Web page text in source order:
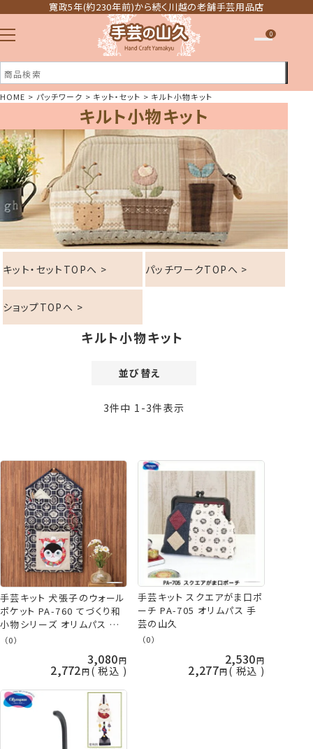
寛政5年(約230年前)から続く川越の老舗手芸用品店
注文履歴
ほしい物リスト
0
HOME パッチワーク キット・セット キルト小物キット
キルト小物キット
キット・セットTOPへ > パッチワークTOPへ >
ショップTOPへ >
キルト小物キット
並び替え
価格が高い順
おすすめ順
レビュー順
3件中 1 -3件表示
手芸キット 犬張子のウォール
ポケット PA-760 てづくり和
小物シリーズ オリムパス 手
芸の山久
（0）
3,080
2,772 税込
手芸キット スクエアがま口ポ
ーチ PA-705 オリムパス 手
芸の山久
（0）
2,530
2,277 税込